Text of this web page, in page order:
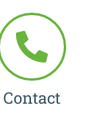
Contact